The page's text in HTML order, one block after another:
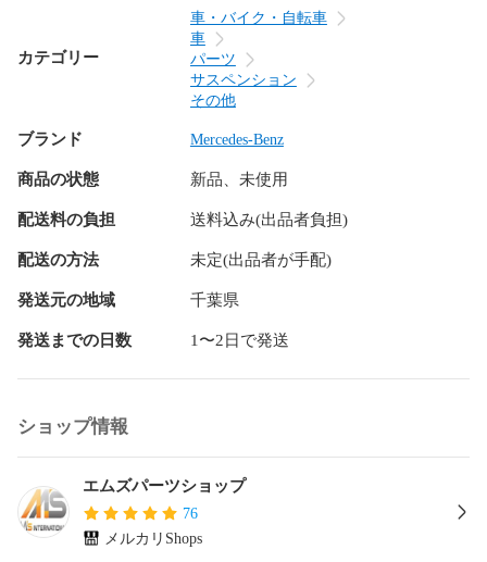
◎ 全車種、車輛情報 【 年式 / 型式 】 にて 『 適合確認 / 在庫
確認 』 が必要です。 商品は毎日流動性ですので、適合確認
も踏まえて必ずお問い合わせください。
場合でもお客様都合になる為、返品交換等の対象とはなりま
せん。 ( ※弊社出荷ミスによる品番間違い / 商品不良を除く。
)
〇 様々なECサイトで運営をしている為、タイミングにより欠
とした 『 在庫確認 』 をされずにご注文された場合、 即座に
合は、 『 お客様都合キャンセル 』 となりますので予めご了
承ください。 必ず 『 在庫確認 』 をお願いいたします。
〇 商品詳細に記載の車種と同車種でもグレードや型式により
適合する部品 ( 品番 ) が異なる場合がございますので、必ず適
〇 品番が違う場合でも、【 品番変更 】 されている場合がご
ざいます。
合もございます。 品番が同じで形状のみ違う場合は一度装着
して下さい。 適合しない場合には速やかにご連絡ください。
( 対策品の場合、ご購入製品とは別に 『 付属部品が必要 』 な
カテゴリー
車・バイク・自転車
車
パーツ
サスペンション
その他
ブランド Mercedes-Benz
商品の状態 新品、未使用
配送料の負担 送料込み(出品者負担)
配送の方法 未定(出品者が手配)
発送元の地域 千葉県
発送までの日数 1〜2日で発送
ショップ情報
エムズパーツショップ
76
メルカリShops